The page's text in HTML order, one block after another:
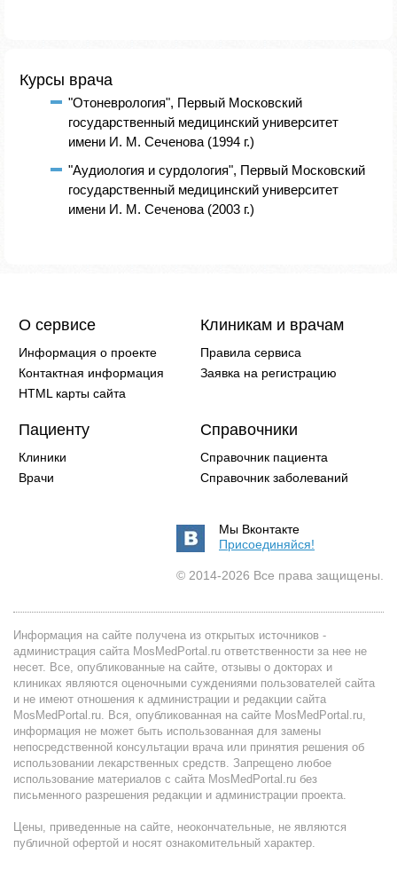
Курсы врача
"Отоневрология", Первый Московский
государственный медицинский университет
имени И. М. Сеченова (1994 г.)
"Аудиология и сурдология", Первый Московский
государственный медицинский университет
имени И. М. Сеченова (2003 г.)
О сервисе
Информация о проекте
Контактная информация
HTML карты сайта
Клиникам и врачам
Правила сервиса
Заявка на регистрацию
Пациенту
Клиники
Врачи
Справочники
Справочник пациента
Справочник заболеваний
Мы Вконтакте
Присоединяйся!
© 2014-2026 Все права защищены.
Информация на сайте получена из открытых источников -
администрация сайта MosMedPortal.ru ответственности за нее не
несет. Все, опубликованные на сайте, отзывы о докторах и
клиниках являются оценочными суждениями пользователей сайта
и не имеют отношения к администрации и редакции сайта
MosMedPortal.ru. Вся, опубликованная на сайте MosMedPortal.ru,
информация не может быть использованная для замены
непосредственной консультации врача или принятия решения об
использовании лекарственных средств. Запрещено любое
использование материалов с сайта MosMedPortal.ru без
письменного разрешения редакции и администрации проекта.
Цены, приведенные на сайте, неокончательные, не являются
публичной офертой и носят ознакомительный характер.